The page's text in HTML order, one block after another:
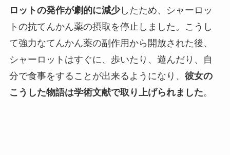
ロットの発作が劇的に減少したため、シャーロッ
トの抗てんかん薬の摂取を停止しました。こうし
て強力なてんかん薬の副作用から開放された後、
シャーロットはすぐに、歩いたり、遊んだり、自
分で食事をすることが出来るようになり、 彼女の
こうした物語は学術文献で取り上げられました。